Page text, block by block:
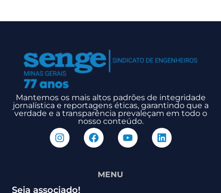
Mantemos os mais altos padrões de integridade
jornalística e reportagens éticas, garantindo que a
verdade e a transparência prevaleçam em todo o
nosso conteúdo.
MENU
Seja associado!